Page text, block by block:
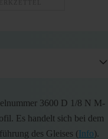
3600 D 1/8 N M-
Es handelt sich bei dem
des Gleises (Info).